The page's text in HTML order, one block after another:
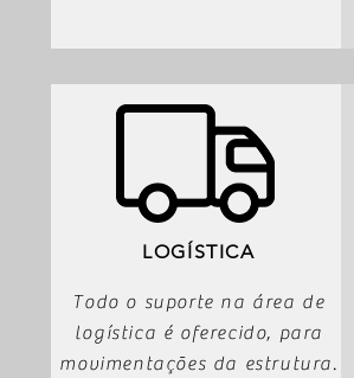
LOGÍSTICA
Todo o suporte na área de
logística é oferecido, para
movimentações da estrutura.